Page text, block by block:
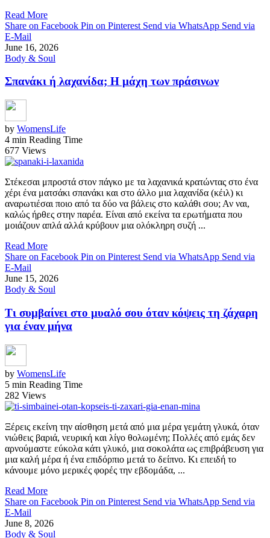
Read More
Share on Facebook Pin on Pinterest Send via WhatsApp Send via
E-Mail
June 16, 2026
Body & Soul
Σπανάκι ή λαχανίδα; Η μάχη των πράσινων
by WomensLife
4 min Reading Time
677 Views
Στέκεσαι μπροστά στον πάγκο με τα λαχανικά κρατώντας στο ένα
χέρι ένα ματσάκι σπανάκι και στο άλλο μια λαχανίδα (κέιλ) κι
αναρωτιέσαι ποιο από τα δύο να βάλεις στο καλάθι σου; Αν ναι,
καλώς ήρθες στην παρέα. Είναι από εκείνα τα ερωτήματα που
μοιάζουν απλά αλλά κρύβουν μια ολόκληρη συζή ...
Read More
Share on Facebook Pin on Pinterest Send via WhatsApp Send via
E-Mail
June 15, 2026
Body & Soul
Τι συμβαίνει στο μυαλό σου όταν κόψεις τη ζάχαρη
για έναν μήνα
by WomensLife
5 min Reading Time
282 Views
Ξέρεις εκείνη την αίσθηση μετά από μια μέρα γεμάτη γλυκά, όταν
νιώθεις βαριά, νευρική και λίγο θολωμένη; Πολλές από εμάς δεν
αρνούμαστε εύκολα κάτι γλυκό, μια σοκολάτα ως επιβράβευση για
μια καλή μέρα ή ένα επιδόρπιο μετά το δείπνο. Κι επειδή το
κάνουμε μόνο μερικές φορές την εβδομάδα, ...
Read More
Share on Facebook Pin on Pinterest Send via WhatsApp Send via
E-Mail
June 8, 2026
Body & Soul